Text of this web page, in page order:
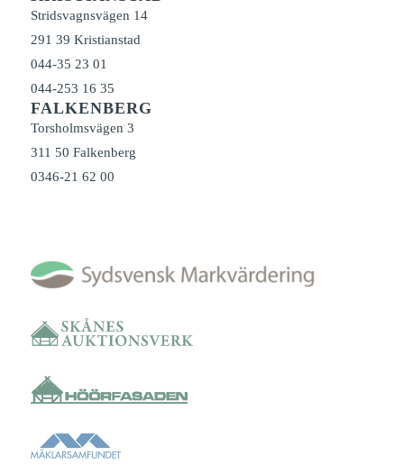
Stridsvagnsvägen 14
291 39 Kristianstad
044-35 23 01
044-253 16 35
FALKENBERG
Torsholmsvägen 3
311 50 Falkenberg
0346-21 62 00